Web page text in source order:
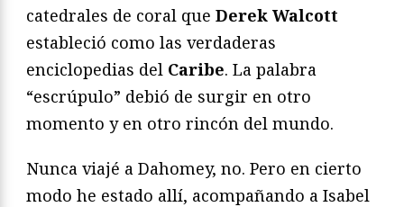
catedrales de coral que Derek Walcott
estableció como las verdaderas
enciclopedias del Caribe. La palabra
“escrúpulo” debió de surgir en otro
momento y en otro rincón del mundo.
Nunca viajé a Dahomey, no. Pero en cierto
modo he estado allí, acompañando a Isabel